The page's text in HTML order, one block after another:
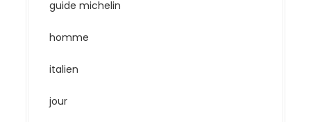
guide michelin
homme
italien
jour